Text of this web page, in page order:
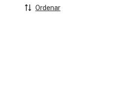
Ordenar